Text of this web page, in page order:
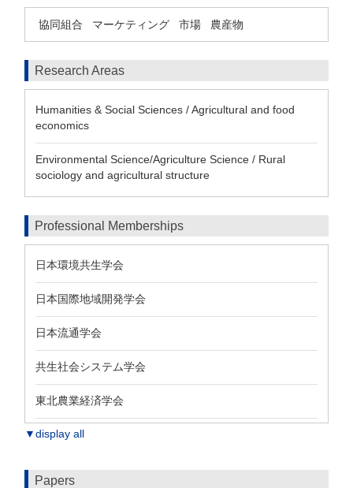
協同組合 マーケティング 市場 農産物
Research Areas
Humanities & Social Sciences / Agricultural and food
economics
Environmental Science/Agriculture Science / Rural
sociology and agricultural structure
Professional Memberships
日本環境共生学会
日本国際地域開発学会
日本流通学会
共生社会システム学会
東北農業経済学会
▼display all
Papers